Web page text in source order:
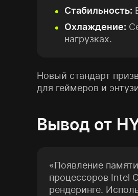
Стабильность:
Охлаждение:
нагрузках.
Новый стандарт
для геймеров и
Вывод от
«Появление
процессоров Intel
рендеринге.